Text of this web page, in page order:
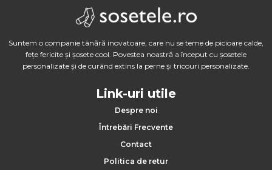
Suntem o companie tânără inovatoare, care nu se teme de picioare calde,
fețe fericite și șosete cool. Povestea noastră a început cu șosetele
personalizate și de curând extins la perne și tricouri personalizate.
Link-uri utile
Despre noi
Întrebări Frecvente
Contact
Politica de retur